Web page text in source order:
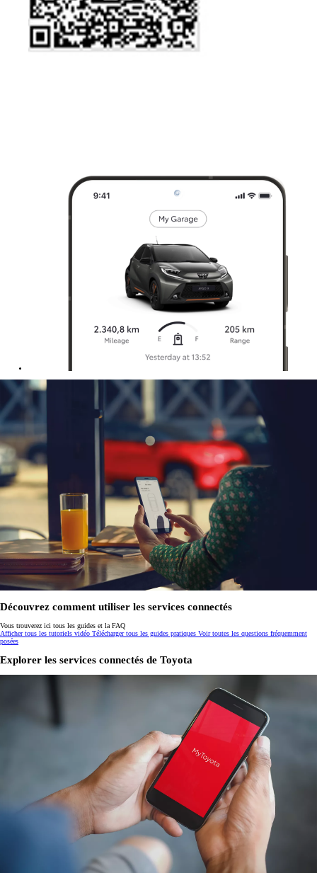
Découvrez comment utiliser les services connectés
Vous trouverez ici tous les guides et la FAQ
Afficher tous les tutoriels vidéo Télécharger tous les guides pratiques Voir toutes les questions fréquemment
posées
Explorer les services connectés de Toyota